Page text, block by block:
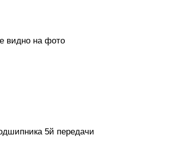
видно на фото
5й передачи